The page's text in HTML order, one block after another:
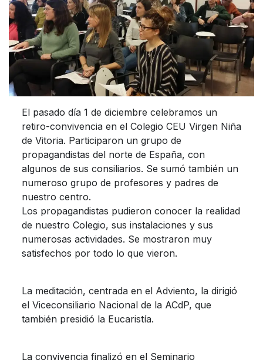
El pasado día 1 de diciembre celebramos un
retiro-convivencia en el Colegio CEU Virgen Niña
de Vitoria. Participaron un grupo de
propagandistas del norte de España, con
algunos de sus consiliarios. Se sumó también un
numeroso grupo de profesores y padres de
nuestro centro.
Los propagandistas pudieron conocer la realidad
de nuestro Colegio, sus instalaciones y sus
numerosas actividades. Se mostraron muy
satisfechos por todo lo que vieron.
La meditación, centrada en el Adviento, la dirigió
el Viceconsiliario Nacional de la ACdP, que
también presidió la Eucaristía.
La convivencia finalizó en el Seminario